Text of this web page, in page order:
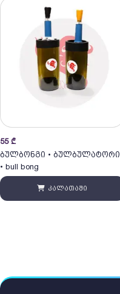
55 ₾
ბულბონგი • ბულბულატორი
• bull bong
კალათაში